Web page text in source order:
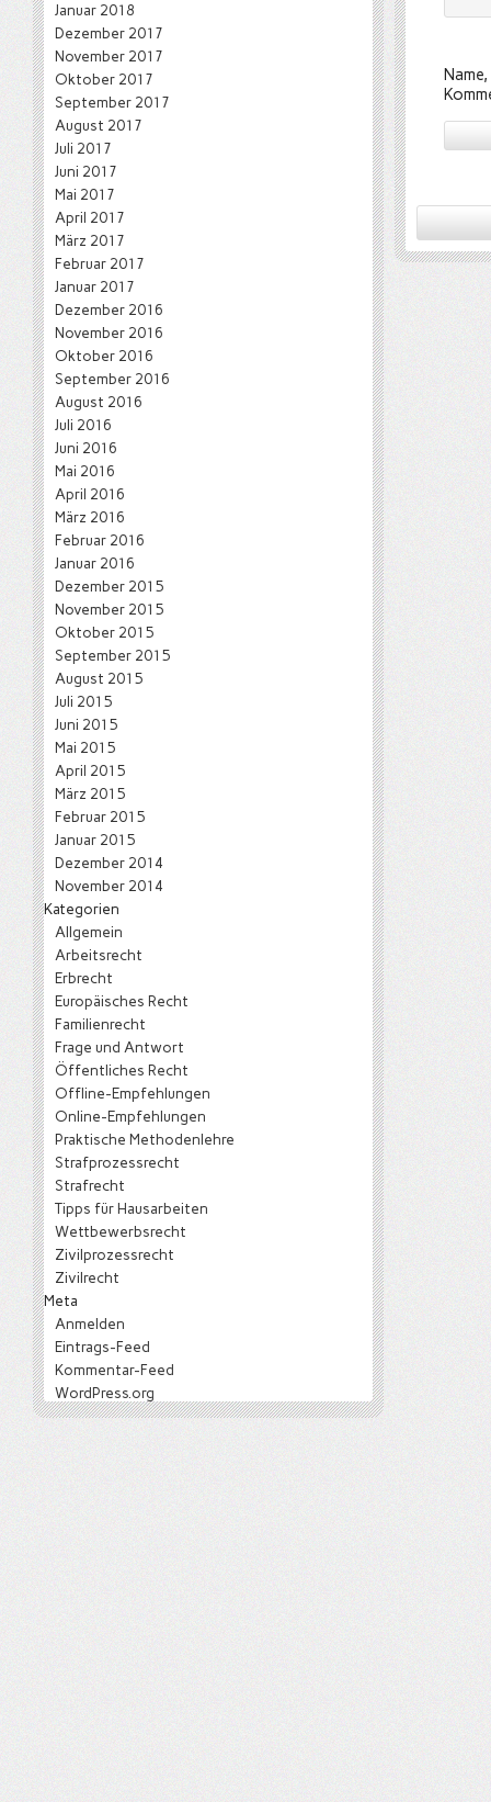
Januar 2018
Dezember 2017
November 2017
Oktober 2017
September 2017
August 2017
Juli 2017
Juni 2017
Mai 2017
April 2017
März 2017
Februar 2017
Januar 2017
Dezember 2016
November 2016
Oktober 2016
September 2016
August 2016
Juli 2016
Juni 2016
Mai 2016
April 2016
März 2016
Februar 2016
Januar 2016
Dezember 2015
November 2015
Oktober 2015
September 2015
August 2015
Juli 2015
Juni 2015
Mai 2015
April 2015
März 2015
Februar 2015
Januar 2015
Dezember 2014
November 2014
Kategorien
Allgemein
Arbeitsrecht
Erbrecht
Europäisches Recht
Familienrecht
Frage und Antwort
Öffentliches Recht
Offline-Empfehlungen
Online-Empfehlungen
Praktische Methodenlehre
Strafprozessrecht
Strafrecht
Tipps für Hausarbeiten
Wettbewerbsrecht
Zivilprozessrecht
Zivilrecht
Meta
Anmelden
Eintrags-Feed
Kommentar-Feed
WordPress.org